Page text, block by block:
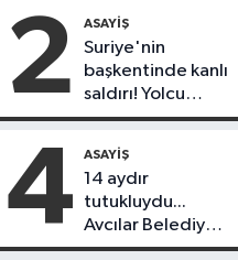
2 ASAYIŞ
Suriye'nin
başkentinde kanlı
saldırı! Yolcu
otobüsünde çok
yaralı var
4 ASAYIŞ
14 aydır
tutukluydu...
Avcılar Belediye
Başkanı Utku